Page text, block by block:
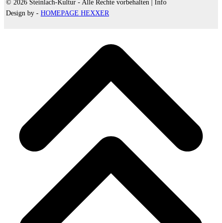
© 2026 Steinlach-Kultur - Alle Rechte vorbehalten |
Info
Design by - HOMEPAGE HEXXER